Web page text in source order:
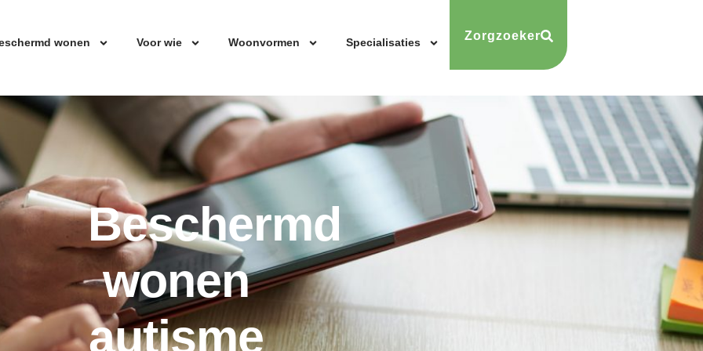
wonen Voor wie Woonvormen Specialisaties Zorgzoeker
Beschermd
wonen
autisme